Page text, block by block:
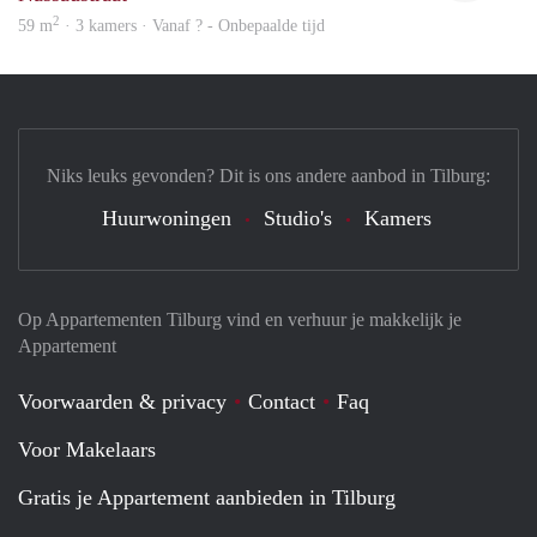
59 m2 · 3 kamers · Vanaf ? - Onbepaalde tijd
Op Appartementen Tilburg vind en verhuur je makkelijk je
Appartement
Voorwaarden & privacy Contact
Faq
Voor Makelaars
Gratis je Appartement aanbieden in Tilburg
Niks leuks gevonden? Dit is ons andere aanbod in Tilburg:
Huurwoningen Studio's Kamers